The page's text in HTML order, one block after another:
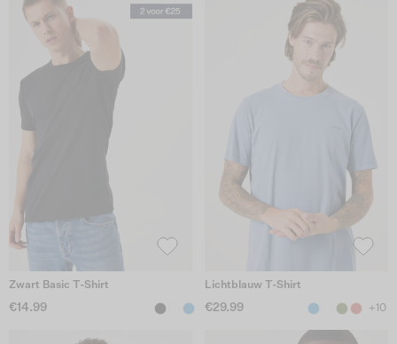
Zwart Basic T-Shirt
€14.99
Lichtblauw T-Shirt
€29.99 +10